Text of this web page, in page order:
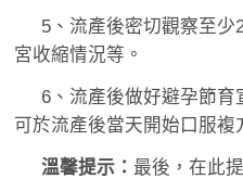
5、流產後密切觀察至
宮收縮情況等。
6、流產後做好避孕節育
可於流產後當天開始口服複
溫馨提示： 最後，在此